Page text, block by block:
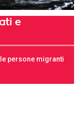
e
persone migranti